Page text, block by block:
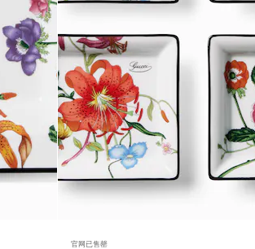
官网已售罄